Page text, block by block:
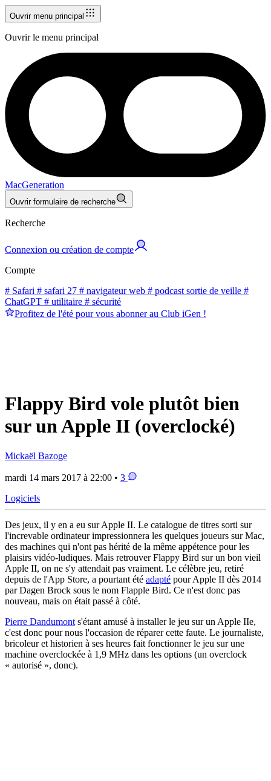
Ouvrir menu principal
Ouvrir le menu principal
MacGeneration
Ouvrir formulaire de recherche
Recherche
Connexion ou création de compte
Compte
# Safari # safari 27 # navigateur web # podcast sortie de veille #
ChatGPT # utilitaire # sécurité
Profitez de l'été pour vous abonner au Club iGen !
Flappy Bird vole plutôt bien
sur un Apple II (overclocké)
Mickaël Bazoge
mardi 14 mars 2017 à 22:00 • 3
Logiciels
Des jeux, il y en a eu sur Apple II. Le catalogue de titres sorti sur
l'increvable ordinateur impressionnera les quelques joueurs sur Mac,
des machines qui n'ont pas hérité de la même appétence pour les
plaisirs vidéo-ludiques. Mais retrouver Flappy Bird sur un bon vieil
Apple II, on ne s'y attendait pas vraiment. Le célèbre jeu, retiré
depuis de l'App Store, a pourtant été adapté pour Apple II dès 2014
par Dagen Brock sous le nom Flapple Bird. Ce n'est donc pas
nouveau, mais on était passé à côté.
Pierre Dandumont s'étant amusé à installer le jeu sur un Apple IIe,
c'est donc pour nous l'occasion de réparer cette faute. Le journaliste,
bricoleur et historien à ses heures fait fonctionner le jeu sur une
machine overclockée à 1,9 MHz dans les options (un overclock
« autorisé », donc).